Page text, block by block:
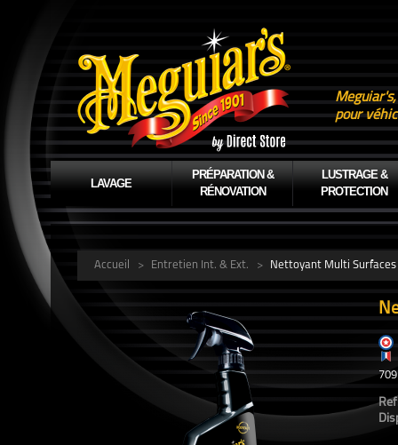
pour
LAVAGE
PRÉPARATION &
RÉNOVATION
LUSTRAGE &
PROTECTION
Accueil > Entretien Int. & Ext. > Nettoyant Multi Surfaces